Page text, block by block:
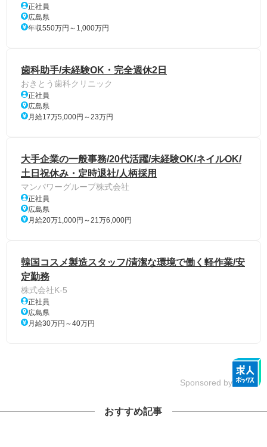
正社員
広島県
年収550万円～1,000万円
歯科助手/未経験OK・完全週休2日
おきとう歯科クリニック
正社員
広島県
月給17万5,000円～23万円
大手企業の一般事務/20代活躍/未経験OK/ネイルOK/
土日祝休み・定時退社/人柄採用
マンパワーグループ株式会社
正社員
広島県
月給20万1,000円～21万6,000円
韓国コスメ製造スタッフ/清潔な環境で働く軽作業/安
定勤務
株式会社K-5
正社員
広島県
月給30万円～40万円
Sponsored by
おすすめ記事